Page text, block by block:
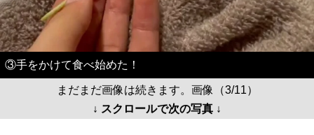
③手をかけて食べ始めた！
まだまだ画像は続きます。画像（3/11）
↓ スクロールで次の写真 ↓